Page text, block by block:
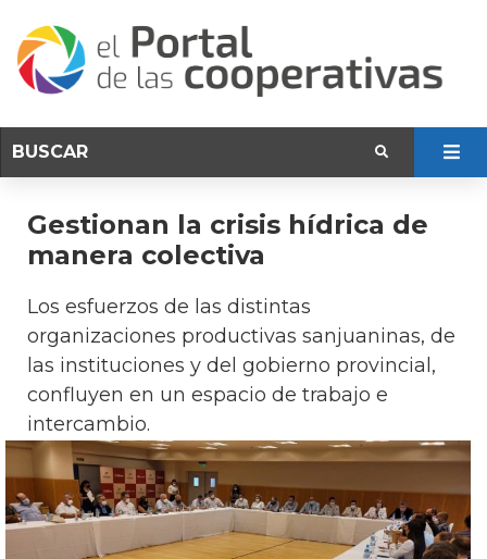
Gestionan la crisis hídrica de
manera colectiva
Los esfuerzos de las distintas
organizaciones productivas sanjuaninas, de
las instituciones y del gobierno provincial,
confluyen en un espacio de trabajo e
intercambio.